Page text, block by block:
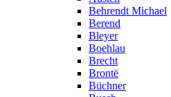
Behrendt Michael
Berend
Bleyer
Boehlau
Brecht
Brontë
Büchner